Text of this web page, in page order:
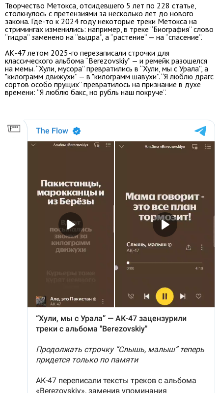
Творчество Метокса, отсидевшего 5 лет по 228 статье,
столкнулось с претензиями за несколько лет до нового
закона. Где-то к 2024 году некоторые треки Метокса на
стримингах изменились: например, в треке “Биография” слово
“гидра” заменено на “выдра”, а “растение” — на “спасение”.
АК-47 летом 2025-го перезаписали строчки для
классического альбома “Berezovskiy” — и ремейк разошелся
на мемы. “Хули, мусора” превратились в “Хули, мы с Урала”, а
"килограмм движухи” — в "килограмм шавухи”. “Я люблю драгс
сортов особо прущих” превратилось на признание в духе
времени: “Я люблю бакс, но рубль наш покруче”.